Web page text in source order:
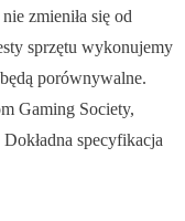
zmieniła się od
sprzętu wykonujemy
porównywalne.
Gaming Society,
specyfikacja